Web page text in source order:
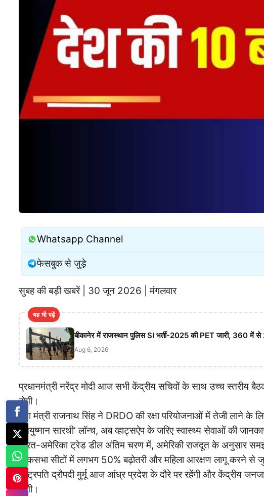
Whatsapp Channel
फेसबुक से जुड़े
सुबह की बड़ी खबरें | 30 जून 2026 | मंगलवार
यह भी पढ़ें
बीकानेर में राजस्थान पुलिस SI भर्ती-2025 की PET जारी, 360 में से
Aug 6, 2026
प्रधानमंत्री नरेंद्र मोदी आज सभी केंद्रीय सचिवों के साथ उच्च स्तरीय
होगी।
रक्षा मंत्री राजनाथ सिंह ने DRDO की रक्षा परियोजनाओं में तेजी लाने के
‘आयुष्मान सारथी’ लॉन्च, अब व्हाट्सऐप के जरिए स्वास्थ्य सेवाओं की
भारत-अमेरिका ट्रेड डील अंतिम चरण में, अमेरिकी राजदूत के अनुसार
लोकसभा सीटों में लगभग 50% बढ़ोतरी और महिला आरक्षण लागू करने से
राष्ट्रपति द्रौपदी मुर्मू आज आंध्र प्रदेश के दौरे पर रहेंगी और केंद्रीय
होंगी।